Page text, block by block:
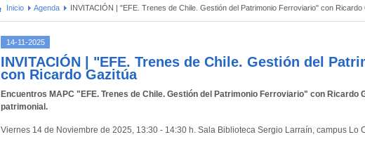
Inicio Agenda INVITACIÓN | "EFE. Trenes de Chile. Gestión del Patrimonio Ferroviario" con Ricardo
14-11-2025
INVITACIÓN | "EFE. Trenes de Chile. Gestión del
con Ricardo Gazitúa
Encuentros MAPC "EFE. Trenes de Chile. Gestión del Patrimonio Ferroviario" con Ricardo
patrimonial.
Viernes 14 de Noviembre de 2025, 13:30 - 14:30 h. Sala Biblioteca Sergio Larraín, campus Lo